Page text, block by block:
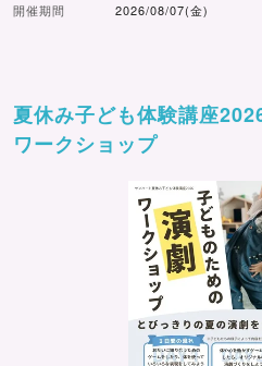
開催期間 2026/08/07(金)
夏休み子ども体験講座
ワークショップ